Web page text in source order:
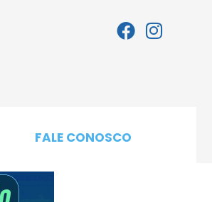
FALE CONOSCO